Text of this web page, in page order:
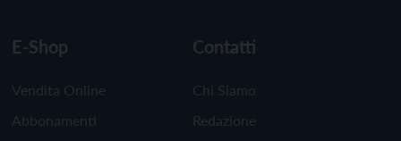
E-Shop
Vendita Online
Abbonamenti
Contatti
Chi Siamo
Redazione